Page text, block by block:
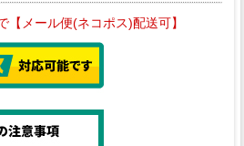
メール便(ネコポス)配送可】